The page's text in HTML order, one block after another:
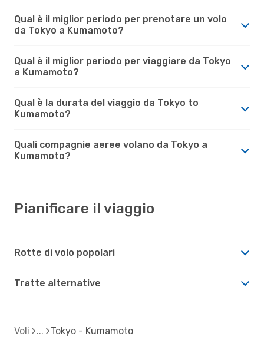
Qual è il miglior periodo per prenotare un volo
da Tokyo a Kumamoto?
Qual è il miglior periodo per viaggiare da Tokyo
a Kumamoto?
Qual è la durata del viaggio da Tokyo to
Kumamoto?
Quali compagnie aeree volano da Tokyo a
Kumamoto?
Pianificare il viaggio
Rotte di volo popolari
Tratte alternative
Voli Tokyo - Kumamoto